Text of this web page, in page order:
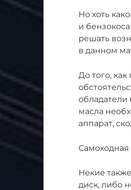
Но хоть
и
решать
в данном
До того,
обладатели
масла
аппарат,
Самоходная
Некие
диск, либо